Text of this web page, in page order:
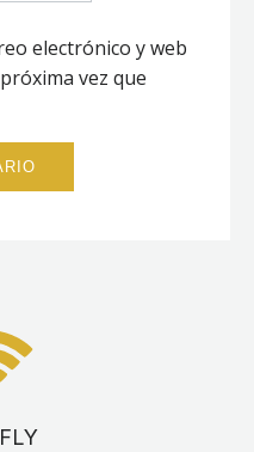
electrónico y web
vez que